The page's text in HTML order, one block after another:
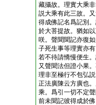
藏攝故。理實大乘
説大乘有此三故。
得成佛記名爲記別
於大菩提故。猶如
咲。聲聞聞記亦復
子死生事等理實亦
若不待請憍慢便生
又聲聞法但證小果
理非至極行不包弘
正法廣陳云方廣也
乘。爲引一切不定
前未聞記彼得成於